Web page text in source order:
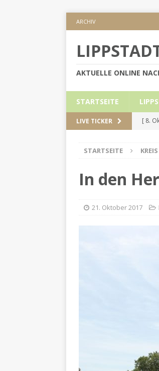
ARCHIV
AKTUELLE ONLINE
STARTSEITE
LIVE TICKER [ 8.
[ 5.
[ 2.
STARTSEITE
In den
21. Oktober 2017